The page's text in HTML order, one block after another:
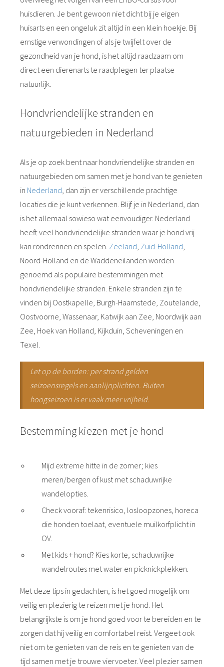
huisdieren. Je bent gewoon niet dicht bij je eigen
huisarts en een ongeluk zit altijd in een klein hoekje. Bij
ernstige verwondingen of als je twijfelt over de
gezondheid van je hond, is het altijd raadzaam om
direct een dierenarts te raadplegen ter plaatse
natuurlijk.
Hondvriendelijke stranden en
natuurgebieden in Nederland
Als je op zoek bent naar hondvriendelijke stranden en
natuurgebieden om samen met je hond van te genieten
in Nederland , dan zijn er verschillende prachtige
locaties die je kunt verkennen. Blijf je in Nederland, dan
is het allemaal sowieso wat eenvoudiger. Nederland
heeft veel hondvriendelijke stranden waar je hond vrij
kan rondrennen en spelen. Zeeland Zuid-Holland
Noord-Holland en de Waddeneilanden worden
genoemd als populaire bestemmingen met
hondvriendelijke stranden. Enkele stranden zijn te
vinden bij Oostkapelle, Burgh-Haamstede, Zoutelande,
Oostvoorne, Wassenaar, Katwijk aan Zee, Noordwijk aan
Zee, Hoek van Holland, Kijkduin, Scheveningen en
Texel.
Let op de borden: per strand gelden
seizoensregels en aanlijnplichten. Buiten
hoogseizoen is er vaak meer vrijheid.
Bestemming kiezen met je hond
Mijd extreme hitte in de zomer; kies
meren/bergen of kust met schaduwrijke
wandelopties.
Check vooraf: tekenrisico, losloopzones, horeca
die honden toelaat, eventuele muilkorfplicht in
OV.
Met kids + hond? Kies korte, schaduwrijke
wandelroutes met water en picknickplekken.
Met deze tips in gedachten, is het goed mogelijk om
veilig en plezierig te reizen met je hond. Het
belangrijkste is om je hond goed voor te bereiden en te
zorgen dat hij veilig en comfortabel reist. Vergeet ook
niet om te genieten van de reis en te genieten van de
tijd samen met je trouwe viervoeter. Veel plezier samen